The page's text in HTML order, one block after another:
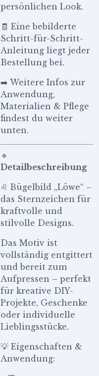
persönlichen Look.
🧾 Eine bebilderte
Schritt-für-Schritt-
Anleitung liegt jeder
Bestellung bei.
➡️ Weitere Infos zur
Anwendung,
Materialien & Pflege
findest du weiter
unten.
🔹
Detailbeschreibung
♌ Bügelbild „Löwe“ –
das Sternzeichen für
kraftvolle und
stilvolle Designs.
Das Motiv ist
vollständig entgittert
und bereit zum
Aufpressen – perfekt
für kreative DIY-
Projekte, Geschenke
oder individuelle
Lieblingsstücke.
💡 Eigenschaften &
Anwendung: